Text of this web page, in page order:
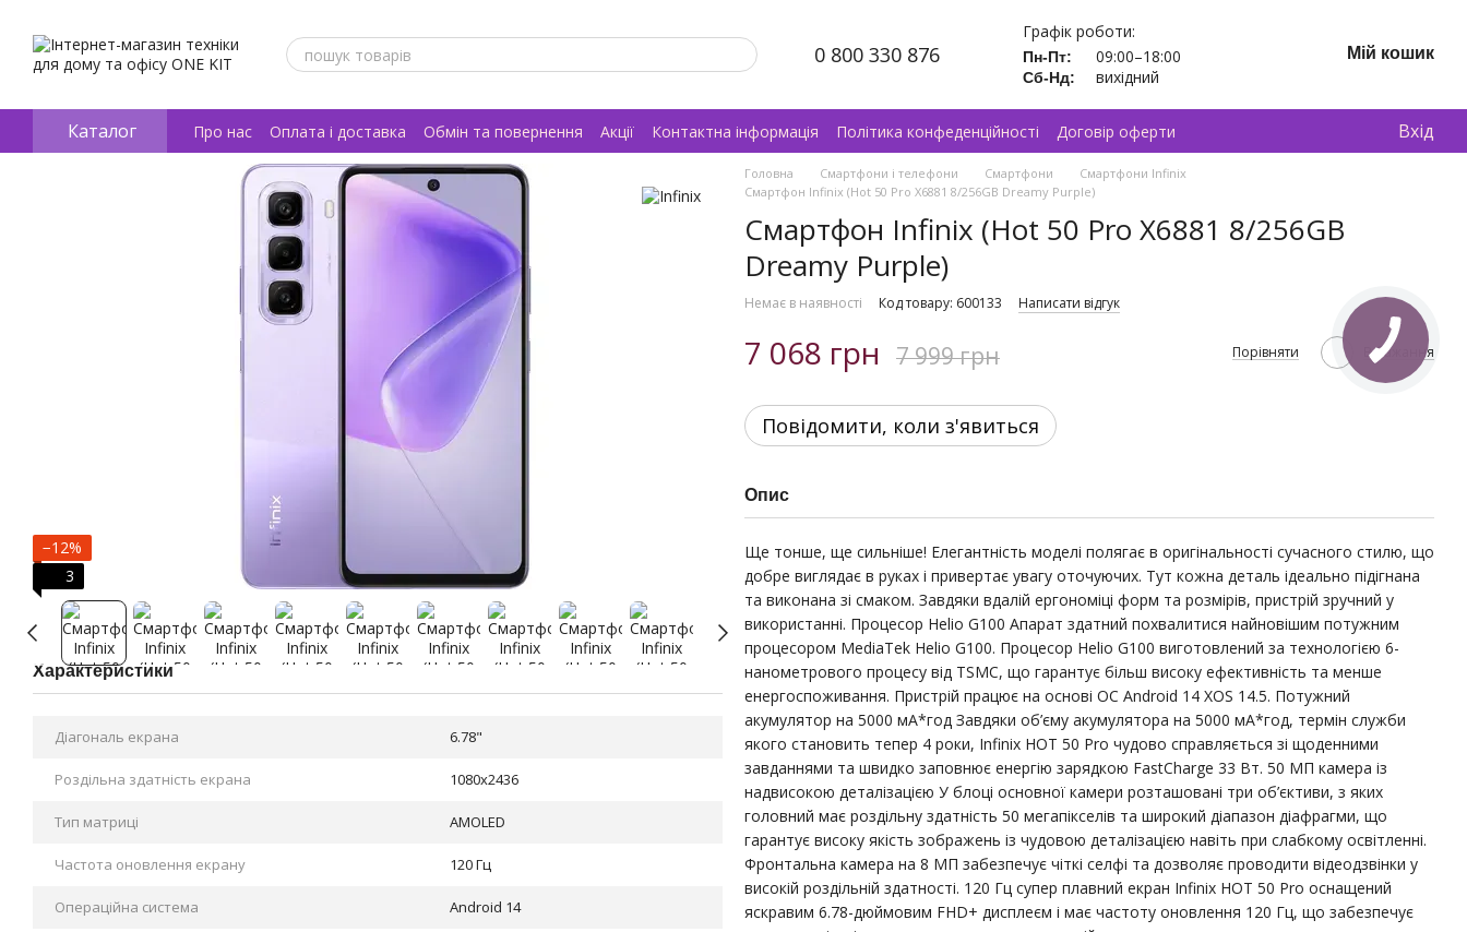
0 800 330 876
Графік роботи:
Пн-Пт: 09:00–18:00
Сб-Нд: вихідний
Мій кошик
Каталог Про нас Оплата і доставка Обмін та повернення Акції Контактна інформація Політика конфеденційності
Договір оферти
Відгуки про магазин
Вхід
−12%
3
Характеристики
Діагональ екрана 6.78"
Роздільна здатність екрана 1080x2436
Тип матриці AMOLED
Частота оновлення екрану 120 Гц
Операційна система Android 14
Головна Смартфони і телефони Смартфони
Смартфони Infinix
Смартфон Infinix (Hot 50 Pro X6881 8/256GB Dreamy Purple)
Смартфон Infinix (Hot 50 Pro X6881 8/256GB
Dreamy Purple)
Немає в наявності Код товару: 600133 Написати відгук
7 068 грн 7 999 грн Порівняти В бажання
Повідомити, коли з'явиться
Опис
Ще тонше, ще сильніше! Елегантність моделі полягає в оригінальності сучасного стилю, що
добре виглядає в руках і привертає увагу оточуючих. Тут кожна деталь ідеально підігнана
та виконана зі смаком. Завдяки вдалій ергономіці форм та розмірів, пристрій зручний у
використанні. Процесор Helio G100 Апарат здатний похвалитися найновішим потужним
процесором MediaTek Helio G100. Процесор Helio G100 виготовлений за технологією 6-
нанометрового процесу від TSMC, що гарантує більш високу ефективність та менше
енергоспоживання. Пристрій працює на основі ОС Android 14 XOS 14.5. Потужний
акумулятор на 5000 мА*год Завдяки об’єму акумулятора на 5000 мА*год, термін служби
якого становить тепер 4 роки, Infinix HOT 50 Pro чудово справляється зі щоденними
завданнями та швидко заповнює енергію зарядкою FastCharge 33 Вт. 50 МП камера із
надвисокою деталізацією У блоці основної камери розташовані три об’єктиви, з яких
головний має роздільну здатність 50 мегапікселів та широкий діапазон діафрагми, що
гарантує високу якість зображень із чудовою деталізацією навіть при слабкому освітленні.
Фронтальна камера на 8 МП забезпечує чіткі селфі та дозволяє проводити відеодзвінки у
високій роздільній здатності. 120 Гц супер плавний екран Infinix HOT 50 Pro оснащений
яскравим 6.78-дюймовим FHD+ дисплеєм і має частоту оновлення 120 Гц, що забезпечує